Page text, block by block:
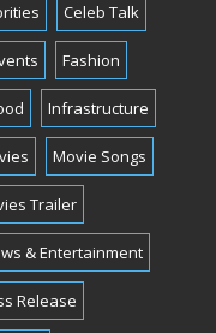
Celeb Talk
Fashion
Infrastructure
Movie Songs
Trailer
& Entertainment
Release